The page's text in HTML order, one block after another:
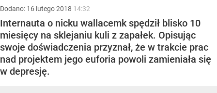
Dodano: 16 lutego2018 14:32
Internauta o nicku wallacemk spędził blisko 10
miesięcy na sklejaniu kuli z zapałek. Opisując
swoje doświadczenia przyznał, że w trakcie prac
nad projektem jego euforia powoli zamieniała się
w depresję.